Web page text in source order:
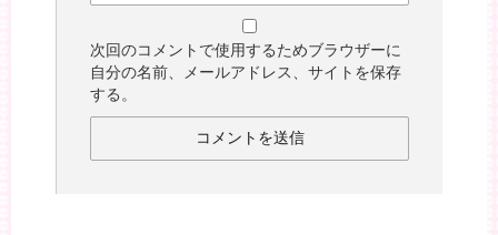
次回のコメントで使用するためブラウザーに
自分の名前、メールアドレス、サイトを保存
する。